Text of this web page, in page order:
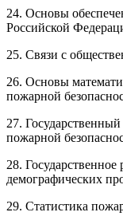
24. Основы
Российской
25. Связи с
26. Основы
пожарной
27.
пожарной
28.
демографических
29. Статистика